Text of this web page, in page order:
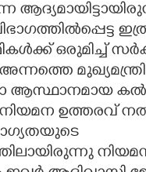
ഒരുമിച്ച്
ആസ്ഥാനമായ
ഉത്തരവ്